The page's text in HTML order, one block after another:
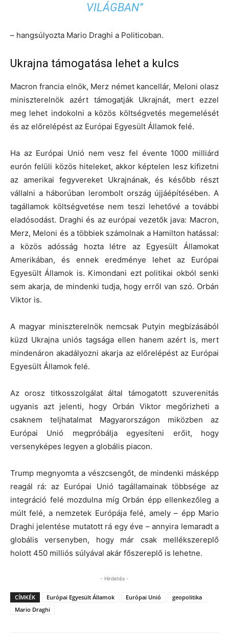
VILÁGBAN”
– hangsúlyozta Mario Draghi a Politicoban.
Ukrajna támogatása lehet a kulcs
Macron francia elnök, Merz német kancellár, Meloni olasz
miniszterelnök azért támogatják Ukrajnát, mert ezzel
meg lehet indokolni a közös költségvetés megemelését
és az előrelépést az Európai Egyesült Államok felé.
Ha az Európai Unió nem vesz fel évente 1000 milliárd
eurón felüli közös hiteleket, akkor képtelen lesz kifizetni
az amerikai fegyvereket Ukrajnának, és később részt
vállalni a háborúban lerombolt ország újjáépítésében. A
tagállamok költségvetése nem teszi lehetővé a további
eladósodást. Draghi és az európai vezetők java: Macron,
Merz, Meloni és a többiek számolnak a Hamilton hatással:
a közös adósság hozta létre az Egyesült Államokat
Amerikában, és ennek eredménye lehet az Európai
Egyesült Államok is. Kimondani ezt politikai okból senki
sem akarja, de mindenki tudja, hogy erről van szó. Orbán
Viktor is.
A magyar miniszterelnök nemcsak Putyin megbízásából
küzd Ukrajna uniós tagsága ellen hanem azért is, mert
mindenáron akadályozni akarja az előrelépést az Európai
Egyesült Államok felé.
Az orosz titkosszolgálat által támogatott szuverenitás
ugyanis azt jelenti, hogy Orbán Viktor megőrizheti a
csaknem teljhatalmat Magyarországon miközben az
Európai Unió megpróbálja egyesíteni erőit, hogy
versenyképes legyen a globális piacon.
Trump megnyomta a vészcsengőt, de mindenki másképp
reagál rá: az Európai Unió tagállamainak többsége az
integráció felé mozdulna míg Orbán épp ellenkezőleg a
múlt felé, a nemzetek Európája felé, amely – épp Mario
Draghi jelentése mutatott rá egy éve – annyira lemaradt a
globális versenyben, hogy már csak mellékszereplő
holott 450 milliós súlyával akár főszereplő is lehetne.
- Hirdetés -
CÍMKÉK Európai Egyesült Államok Európai Unió
geopolitika
Mario Draghi